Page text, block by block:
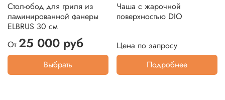
Стол-обод для гриля из
ламинированной фанеры
ELBRUS 30 см
От 25 000 руб
Выбрать
Чаша с жарочной
поверхностью DIO
Цена по запросу
Подробнее